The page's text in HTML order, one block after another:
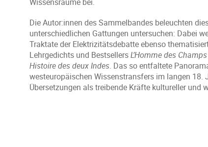
Die Autor:innen des Sammelbandes beleuchten
unterschiedlichen Gattungen untersuchen: Dabei
Traktate der Elektrizitätsdebatte ebenso
Lehrgedichts und BestsellersL’Homme des Champs
Histoire des deux Indes. Das so entfaltete
westeuropäischen Wissenstransfers im langen 18.
Übersetzungen als treibende Kräfte kultureller und